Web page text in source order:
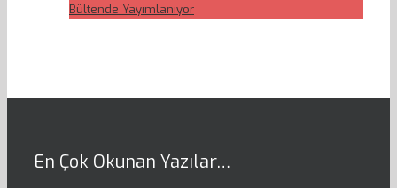
Bültende Yayımlanıyor
En Çok Okunan Yazılar…